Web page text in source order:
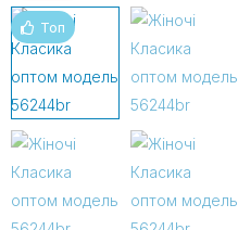
Топ